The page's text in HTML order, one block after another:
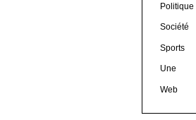
Politique
Société
Sports
Une
Web